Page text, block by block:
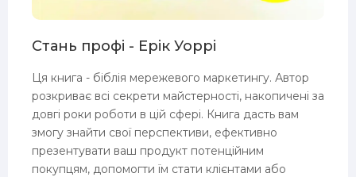
Стань профі - Ерік Уоррі
Ця книга - біблія мережевого маркетингу. Автор
розкриває всі секрети майстерності, накопичені за
довгі роки роботи в цій сфері. Книга дасть вам
змогу знайти свої перспективи, ефективно
презентувати ваш продукт потенційним
покупцям, допомогти їм стати клієнтами або